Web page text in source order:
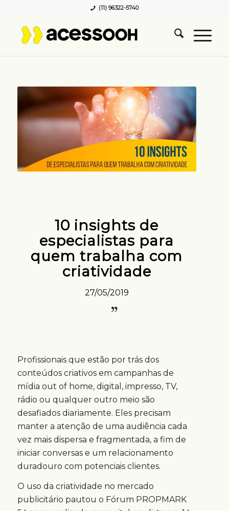
(11) 96322-5740
10 insights de
especialistas para
quem trabalha com
criatividade
27/05/2019
Profissionais que estão por trás dos
conteúdos criativos em campanhas de
mídia out of home, digital, impresso, TV,
rádio ou qualquer outro meio são
desafiados diariamente. Eles precisam
manter a atenção de uma audiência cada
vez mais dispersa e fragmentada, a fim de
iniciar conversas e um relacionamento
duradouro com potenciais clientes.
O uso da criatividade no mercado
publicitário pautou o Fórum PROPMARK